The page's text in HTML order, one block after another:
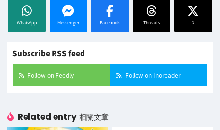
WhatsApp Messenger Facebook Threads X
Subscribe RSS feed
Follow on Feedly Follow on Inoreader
Related entry 相關文章